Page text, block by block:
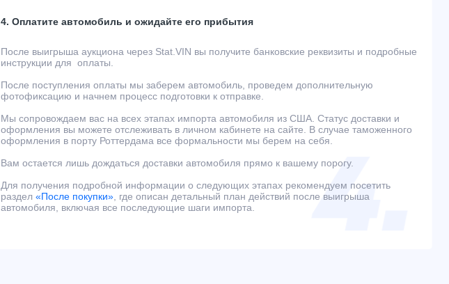
4. Оплатите автомобиль и ожидайте его прибытия
После выигрыша аукциона через Stat.VIN вы получите банковские реквизиты и подробные
инструкции для оплаты.
После поступления оплаты мы заберем автомобиль, проведем дополнительную
фотофиксацию и начнем процесс подготовки к отправке.
Мы сопровождаем вас на всех этапах импорта автомобиля из США. Статус доставки и
оформления вы можете отслеживать в личном кабинете на сайте. В случае таможенного
оформления в порту Роттердама все формальности мы берем на себя.
Вам остается лишь дождаться доставки автомобиля прямо к вашему порогу.
Для получения подробной информации о следующих этапах рекомендуем посетить
раздел «После покупки» , где описан детальный план действий после выигрыша
автомобиля, включая все последующие шаги импорта.